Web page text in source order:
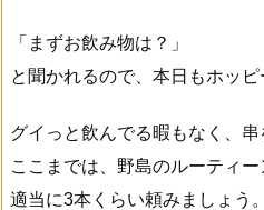
「まずお飲み物は？」
と聞かれるので、本日もホッピ
グイっと飲んでる暇もなく、串
ここまでは、野島のルーティー
適当に3本くらい頼みましょう。